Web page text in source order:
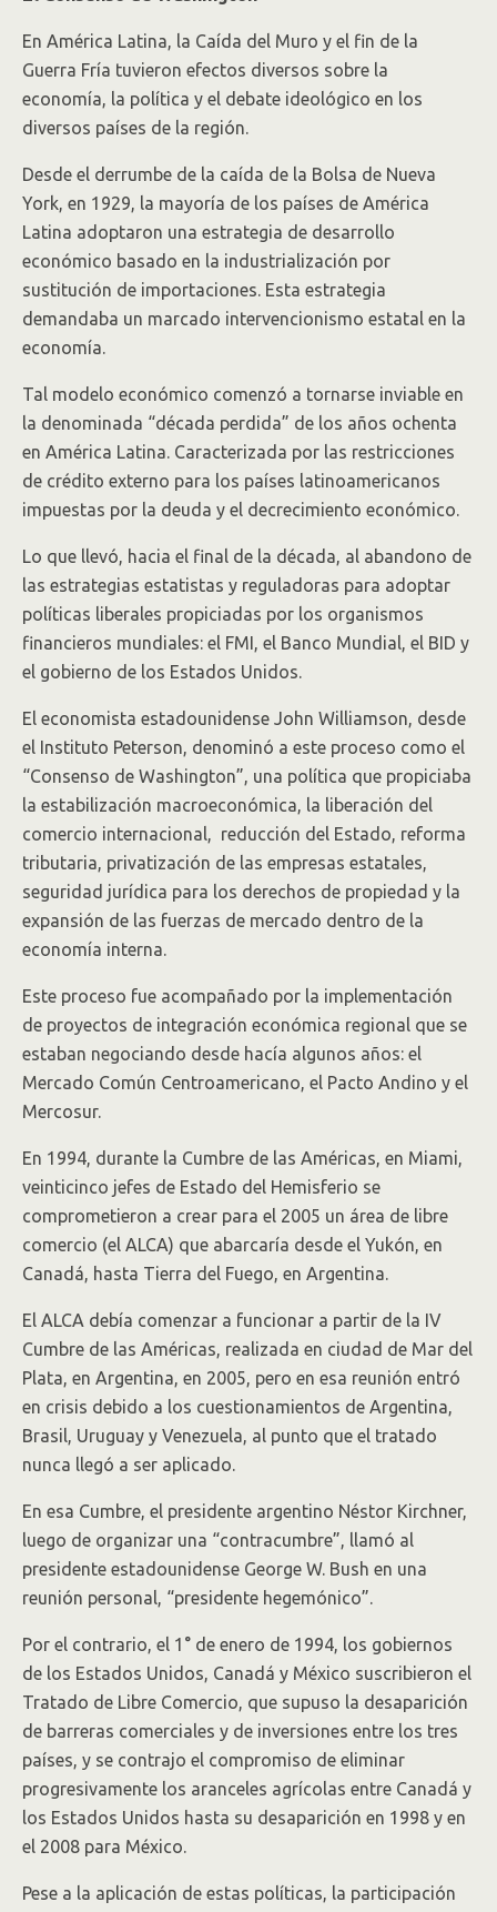
En América Latina, la Caída del Muro y el fin de la
Guerra Fría tuvieron efectos diversos sobre la
economía, la política y el debate ideológico en los
diversos países de la región.
Desde el derrumbe de la caída de la Bolsa de Nueva
York, en 1929, la mayoría de los países de América
Latina adoptaron una estrategia de desarrollo
económico basado en la industrialización por
sustitución de importaciones. Esta estrategia
demandaba un marcado intervencionismo estatal en la
economía.
Tal modelo económico comenzó a tornarse inviable en
la denominada “década perdida” de los años ochenta
en América Latina. Caracterizada por las restricciones
de crédito externo para los países latinoamericanos
impuestas por la deuda y el decrecimiento económico.
Lo que llevó, hacia el final de la década, al abandono de
las estrategias estatistas y reguladoras para adoptar
políticas liberales propiciadas por los organismos
financieros mundiales: el FMI, el Banco Mundial, el BID y
el gobierno de los Estados Unidos.
El economista estadounidense John Williamson, desde
el Instituto Peterson, denominó a este proceso como el
“Consenso de Washington”, una política que propiciaba
la estabilización macroeconómica, la liberación del
comercio internacional, reducción del Estado, reforma
tributaria, privatización de las empresas estatales,
seguridad jurídica para los derechos de propiedad y la
expansión de las fuerzas de mercado dentro de la
economía interna.
Este proceso fue acompañado por la implementación
de proyectos de integración económica regional que se
estaban negociando desde hacía algunos años: el
Mercado Común Centroamericano, el Pacto Andino y el
Mercosur.
En 1994, durante la Cumbre de las Américas, en Miami,
veinticinco jefes de Estado del Hemisferio se
comprometieron a crear para el 2005 un área de libre
comercio (el ALCA) que abarcaría desde el Yukón, en
Canadá, hasta Tierra del Fuego, en Argentina.
El ALCA debía comenzar a funcionar a partir de la IV
Cumbre de las Américas, realizada en ciudad de Mar del
Plata, en Argentina, en 2005, pero en esa reunión entró
en crisis debido a los cuestionamientos de Argentina,
Brasil, Uruguay y Venezuela, al punto que el tratado
nunca llegó a ser aplicado.
En esa Cumbre, el presidente argentino Néstor Kirchner,
luego de organizar una “contracumbre”, llamó al
presidente estadounidense George W. Bush en una
reunión personal, “presidente hegemónico”.
Por el contrario, el 1° de enero de 1994, los gobiernos
de los Estados Unidos, Canadá y México suscribieron el
Tratado de Libre Comercio, que supuso la desaparición
de barreras comerciales y de inversiones entre los tres
países, y se contrajo el compromiso de eliminar
progresivamente los aranceles agrícolas entre Canadá y
los Estados Unidos hasta su desaparición en 1998 y en
el 2008 para México.
Pese a la aplicación de estas políticas, la participación